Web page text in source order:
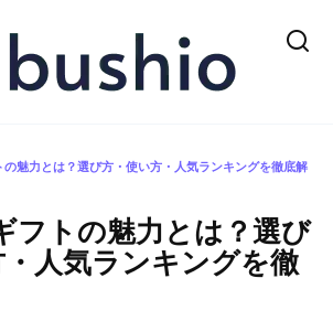
の魅力とは？選び方・使い方・人気ランキングを徹底解
フトの魅力とは？選び
人気ランキングを徹